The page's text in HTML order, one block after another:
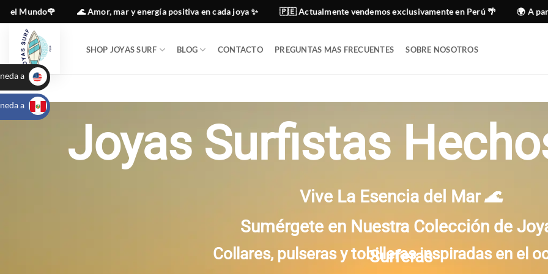
Saltar
al
contenido
🌊 Amor, mar y energía positiva en cada joya ✨ 🇵🇪 Actualmente vendemos exclusivamente en Perú 🌴 🌍 A partir del
SHOP JOYAS SURF BLOG CONTACTO PREGUNTAS MAS FRECUENTES SOBRE NOSOTROS
Joyas Surf
mano
a
_
USA
a
_